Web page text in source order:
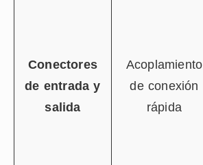
Conectores
de entrada y
salida
Acoplamiento
de conexión
rápida